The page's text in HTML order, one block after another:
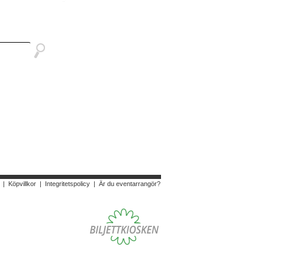
| Köpvillkor | Integritetspolicy | Är du eventarrangör?